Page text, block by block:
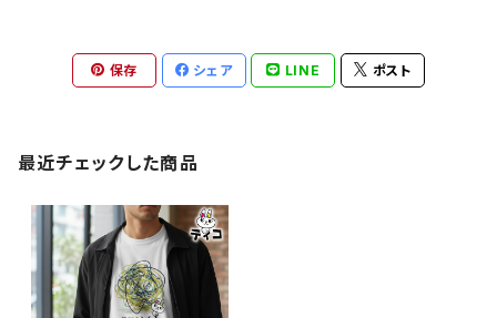
保存 シェア LINE ポスト
最近チェックした商品